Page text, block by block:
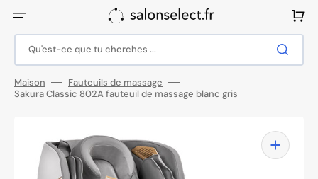
passer
Qu'est-ce que tu cherches ...
Panier
Maison
Fauteuils de massage
Sakura Classic 802A fauteuil de massage blanc gris